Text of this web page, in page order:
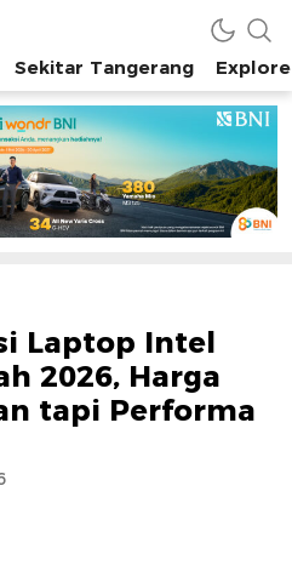
Tangerang Raya
Sekitar Tangerang
Laptop Intel
2026, Harga
tapi Performa